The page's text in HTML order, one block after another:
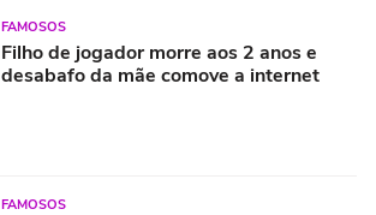
FAMOSOS
Filho de jogador morre aos 2 anos e
desabafo da mãe comove a internet
FAMOSOS